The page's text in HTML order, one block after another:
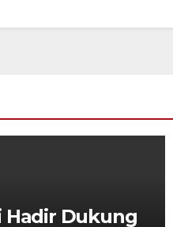
Hadir Dukung